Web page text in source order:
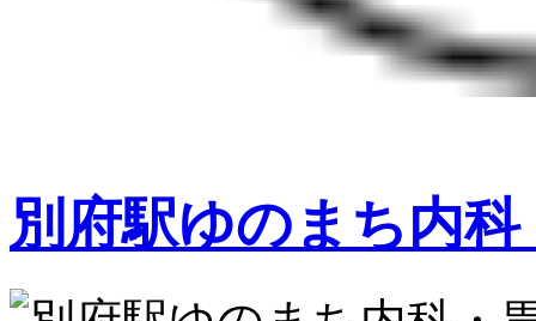
別府駅ゆのまち内